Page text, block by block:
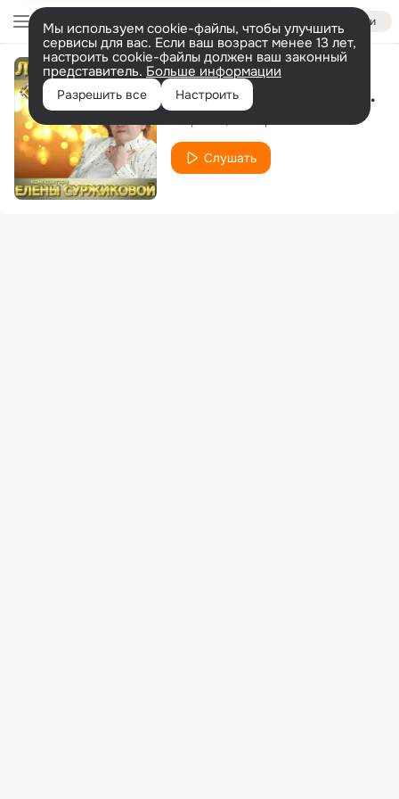
Войти
Мы используем cookie-файлы, чтобы улучшить
сервисы для вас. Если ваш возраст менее 13 лет,
настроить cookie-файлы должен ваш законный
представитель. Больше информации
Разрешить все Настроить СИЯЮТ НАД МОСКВОЙ ОГНИ!
Слушать